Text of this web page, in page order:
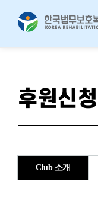
후원신청
Club 소개